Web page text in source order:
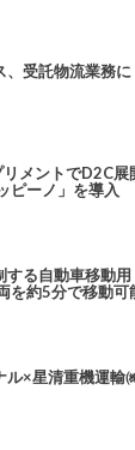
受託物流業務に
メントでD2C展
ピーノ」を導入
する自動車移動
を約5分で移動可
ル×星清重機運